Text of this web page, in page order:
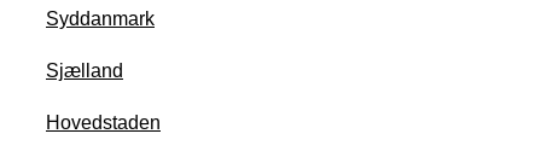
Syddanmark
Sjælland
Hovedstaden